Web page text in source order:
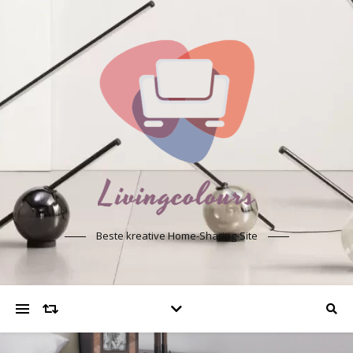
Beste kreative Home-Sharing-Site